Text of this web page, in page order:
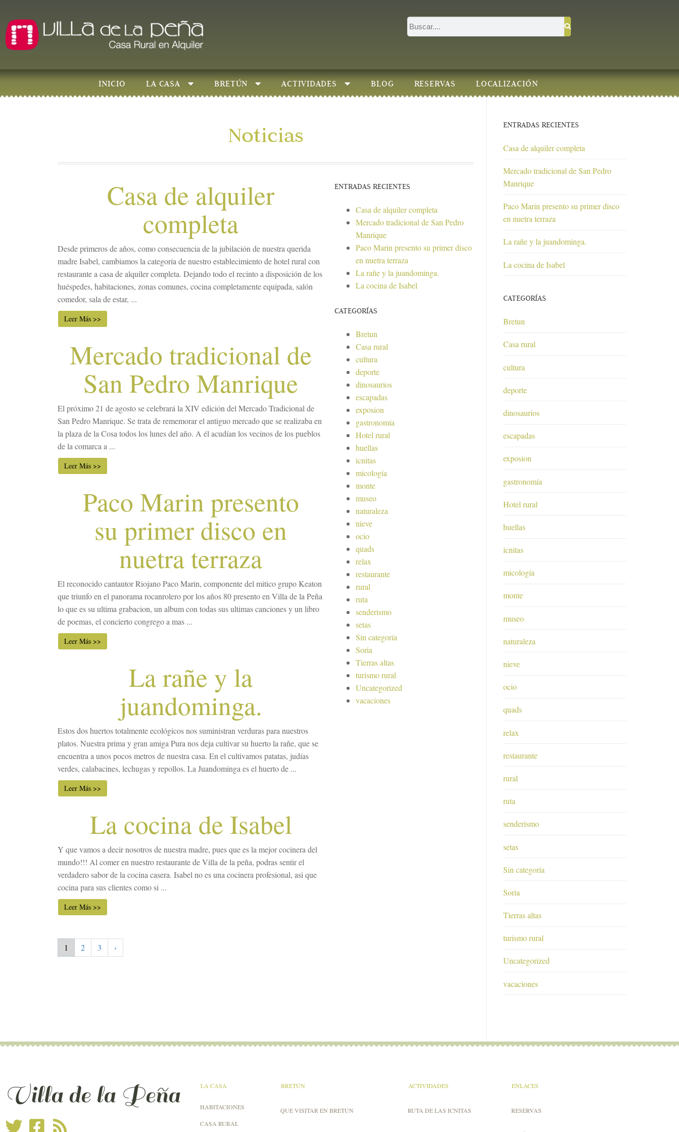
INICIO LA CASA BRETÚN ACTIVIDADES BLOG RESERVAS LOCALIZACIÓN
Noticias
Casa de alquiler
completa
Desde primeros de años, como consecuencia de la jubilación de nuestra querida
madre Isabel, cambiamos la categoría de nuestro establecimiento de hotel rural con
restaurante a casa de alquiler completa. Dejando todo el recinto a disposición de los
huéspedes, habitaciones, zonas comunes, cocina completamente equipada, salón
comedor, sala de estar, ...
Leer Más >>
Mercado tradicional de
San Pedro Manrique
El próximo 21 de agosto se celebrará la XIV edición del Mercado Tradicional de
San Pedro Manrique. Se trata de rememorar el antiguo mercado que se realizaba en
la plaza de la Cosa todos los lunes del año. A él acudían los vecinos de los pueblos
de la comarca a ...
Leer Más >>
Paco Marin presento
su primer disco en
nuetra terraza
El reconocido cantautor Riojano Paco Marin, componente del mitico grupo Keaton
que triunfo en el panorama rocanrolero por los años 80 presento en Villa de la Peña
lo que es su ultima grabacion, un album con todas sus ultimas canciones y un libro
de poemas, el concierto congrego a mas ...
Leer Más >>
La rañe y la
juandominga.
Estos dos huertos totalmente ecológicos nos suministran verduras para nuestros
platos. Nuestra prima y gran amiga Pura nos deja cultivar su huerto la rañe, que se
encuentra a unos pocos metros de nuestra casa. En el cultivamos patatas, judías
verdes, calabacines, lechugas y repollos. La Juandominga es el huerto de ...
Leer Más >>
La cocina de Isabel
Y que vamos a decir nosotros de nuestra madre, pues que es la mejor cocinera del
mundo!!! Al comer en nuestro restaurante de Villa de la peña, podras sentir el
verdadero sabor de la cocina casera. Isabel no es una cocinera profesional, asi que
cocina para sus clientes como si ...
Leer Más >>
1 2 3 ›
ENTRADAS RECIENTES
Casa de alquiler completa
Mercado tradicional de San Pedro
Manrique
Paco Marin presento su primer disco
en nuetra terraza
La rañe y la juandominga.
La cocina de Isabel
CATEGORÍAS
Bretun
Casa rural
cultura
deporte
dinosaurios
escapadas
exposion
gastronomía
Hotel rural
huellas
icnitas
micología
monte
museo
naturaleza
nieve
ocio
quads
relax
restaurante
rural
ruta
senderismo
setas
Sin categoría
Soria
Tierras altas
turismo rural
Uncategorized
vacaciones
ENTRADAS RECIENTES
Casa de alquiler completa
Mercado tradicional de San Pedro
Manrique
Paco Marin presento su primer disco
en nuetra terraza
La rañe y la juandominga.
La cocina de Isabel
CATEGORÍAS
Bretun
Casa rural
cultura
deporte
dinosaurios
escapadas
exposion
gastronomía
Hotel rural
huellas
icnitas
micología
monte
museo
naturaleza
nieve
ocio
quads
relax
restaurante
rural
ruta
senderismo
setas
Sin categoría
Soria
Tierras altas
turismo rural
Uncategorized
vacaciones
Villa de la Peña LA CASA
HABITACIONES
CASA RURAL
BRETÚN
QUE VISITAR EN BRETÚN
ACTIVIDADES
RUTA DE LAS ICNITAS
ENLACES
RESERVAS